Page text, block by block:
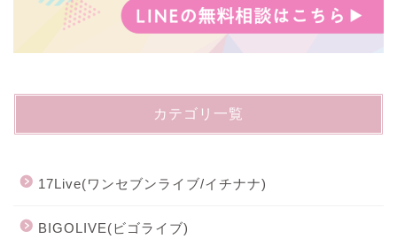
カテゴリ一覧
17Live(ワンセブンライブ/イチナナ)
BIGOLIVE(ビゴライブ)